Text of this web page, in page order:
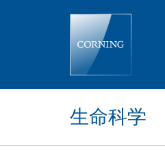
生命科学